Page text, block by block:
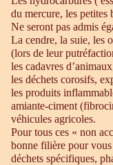
du mercure, les petites
Ne seront pas admis
La cendre, la suie, les
(lors de leur
les cadavres
les déchets corosifs,
les produits
amiante-ciment
véhicules agricoles.
Pour tous ces « non
bonne filière pour vous
déchets spécifiques,